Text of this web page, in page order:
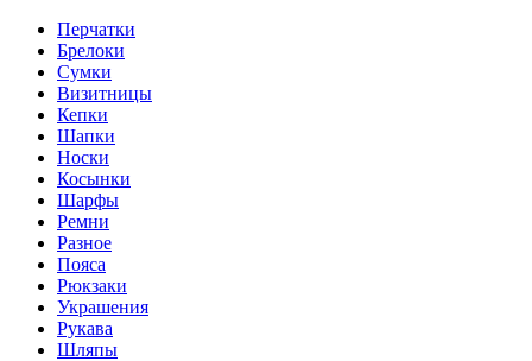
Перчатки
Брелоки
Сумки
Визитницы
Кепки
Шапки
Носки
Косынки
Шарфы
Ремни
Разное
Пояса
Рюкзаки
Украшения
Рукава
Шляпы